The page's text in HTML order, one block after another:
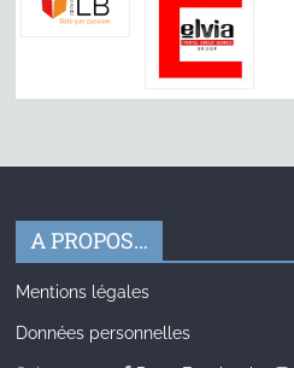
A PROPOS…
Mentions légales
Données personnelles